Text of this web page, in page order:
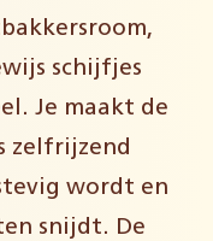
schijfjes
Je maakt de
zelfrijzend
wordt en
snijdt. De